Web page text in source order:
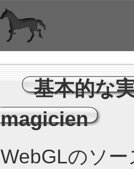
基本的な
magicien
WebGLのソ